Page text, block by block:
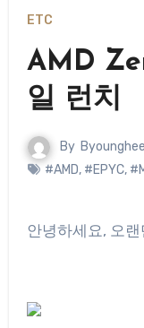
ETC
AMD
일 런치
By Byounghee
#AMD, #EPYC,
안녕하세요, 오